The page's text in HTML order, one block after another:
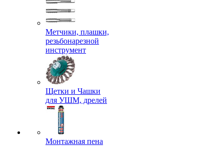
Метчики, плашки,
резьбонарезной
инструмент
Щетки и Чашки
для УШМ, дрелей
Монтажная пена